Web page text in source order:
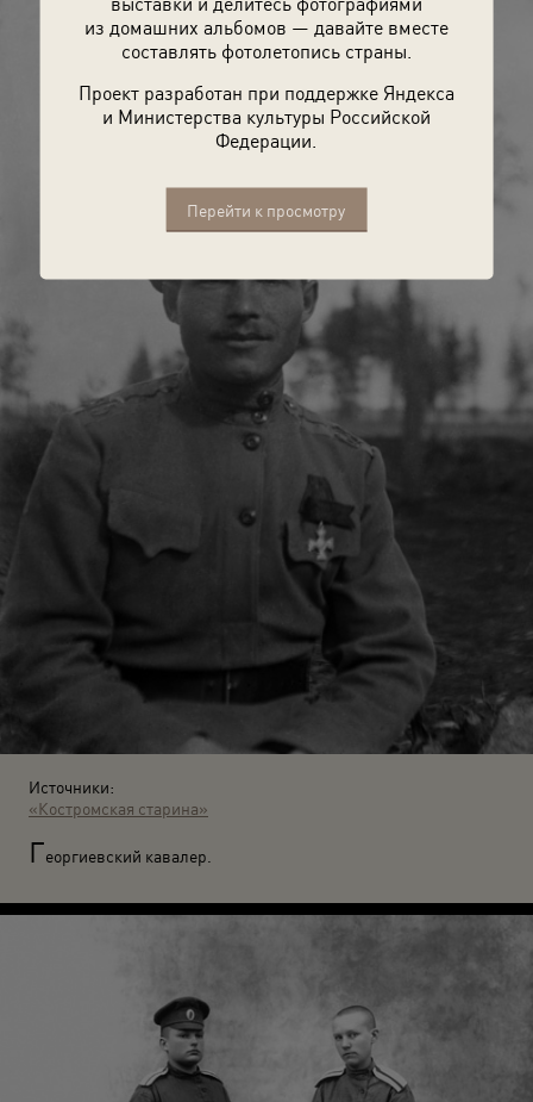
из домашних альбомов — давайте вместе
составлять фотолетопись страны.
Проект разработан при поддержке Яндекса
и Министерства культуры Российской
Федерации.
Перейти к просмотру
Источники:
«Костромская старина»
Георгиевский кавалер.